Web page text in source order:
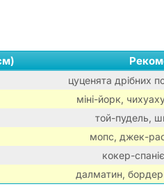
цуценята дрібних
міні-йорк,
той-пудель,
мопс, джек-
кокер-
далматин,